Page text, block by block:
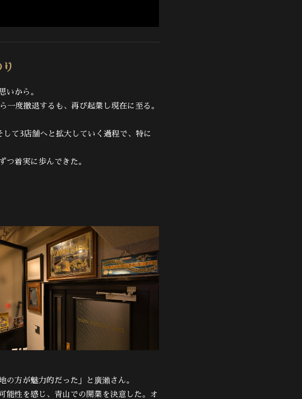
いから。
一度撤退するも、再び起業し現在に至る。
て3店舗へと拡大していく過程で、特に
つ着実に歩んできた。
の方が魅力的だった」と廣瀨さん。
能性を感じ、青山での開業を決意した。オ